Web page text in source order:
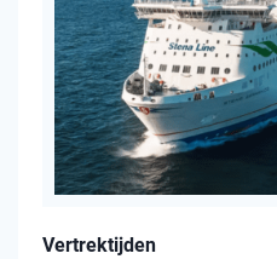
Vertrektijden